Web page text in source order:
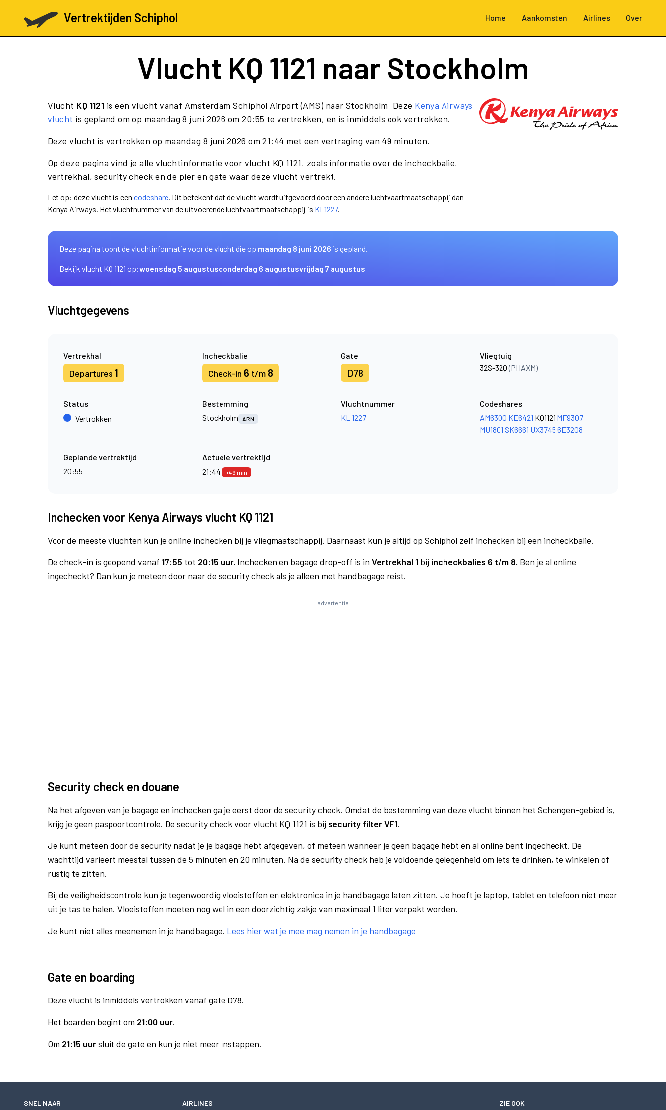
Vertrektijden Schiphol Home Aankomsten Airlines Over
Vlucht KQ 1121 naar Stockholm
Vlucht KQ 1121 is een vlucht vanaf Amsterdam Schiphol Airport (AMS) naar Stockholm. Deze Kenya Airways
vlucht is gepland om op maandag 8 juni 2026 om 20:55 te vertrekken, en is inmiddels ook vertrokken.
Deze vlucht is vertrokken op maandag 8 juni 2026 om 21:44 met een vertraging van 49 minuten.
Op deze pagina vind je alle vluchtinformatie voor vlucht KQ 1121, zoals informatie over de incheckbalie,
vertrekhal, security check en de pier en gate waar deze vlucht vertrekt.
Let op: deze vlucht is een codeshare. Dit betekent dat de vlucht wordt uitgevoerd door een andere luchtvaartmaatschappij dan
Kenya Airways. Het vluchtnummer van de uitvoerende luchtvaartmaatschappij is KL1227.
Deze pagina toont de vluchtinformatie voor de vlucht die op maandag 8 juni 2026 is gepland.
Bekijk vlucht KQ 1121 op:woensdag 5 augustusdonderdag 6 augustusvrijdag 7 augustus
Vluchtgegevens
Vertrekhal
Departures 1
Incheckbalie
Check-in 6 t/m 8
Gate
D78
Vliegtuig
32S-32Q(PHAXM)
Status
Vertrokken
Bestemming
Stockholm
ARN
Vluchtnummer
KL 1227
Codeshares
AM6300 KE6421 KQ1121 MF9307
MU1801 SK6661 UX3745 6E3208
Geplande vertrektijd
20:55
Actuele vertrektijd
21:44
+49 min
Inchecken voor Kenya Airways vlucht KQ 1121
Voor de meeste vluchten kun je online inchecken bij je vliegmaatschappij. Daarnaast kun je altijd op Schiphol zelf inchecken bij een incheckbalie.
De check-in is geopend vanaf 17:55 tot 20:15 uur. Inchecken en bagage drop-off is in Vertrekhal 1 bij incheckbalies 6 t/m 8. Ben je al online
ingecheckt? Dan kun je meteen door naar de security check als je alleen met handbagage reist.
advertentie
Security check en douane
Na het afgeven van je bagage en inchecken ga je eerst door de security check. Omdat de bestemming van deze vlucht binnen het Schengen-gebied is,
krijg je geen paspoortcontrole. De security check voor vlucht KQ 1121 is bij security filter VF1.
Je kunt meteen door de security nadat je je bagage hebt afgegeven, of meteen wanneer je geen bagage hebt en al online bent ingecheckt. De
wachttijd varieert meestal tussen de 5 minuten en 20 minuten. Na de security check heb je voldoende gelegenheid om iets te drinken, te winkelen of
rustig te zitten.
Bij de veiligheidscontrole kun je tegenwoordig vloeistoffen en elektronica in je handbagage laten zitten. Je hoeft je laptop, tablet en telefoon niet meer
uit je tas te halen. Vloeistoffen moeten nog wel in een doorzichtig zakje van maximaal 1 liter verpakt worden.
Je kunt niet alles meenemen in je handbagage. Lees hier wat je mee mag nemen in je handbagage
Gate en boarding
Deze vlucht is inmiddels vertrokken vanaf gate D78.
Het boarden begint om 21:00 uur.
Om 21:15 uursluit de gate en kun je niet meer instappen.
SNEL NAAR AIRLINES ZIE OOK